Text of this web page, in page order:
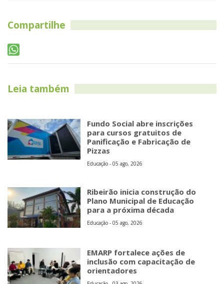
Compartilhe
Leia também
Fundo Social abre inscrições
para cursos gratuitos de
Panificação e Fabricação de
Pizzas
Educação - 05 ago, 2026
Ribeirão inicia construção do
Plano Municipal de Educação
para a próxima década
Educação - 05 ago, 2026
EMARP fortalece ações de
inclusão com capacitação de
orientadores